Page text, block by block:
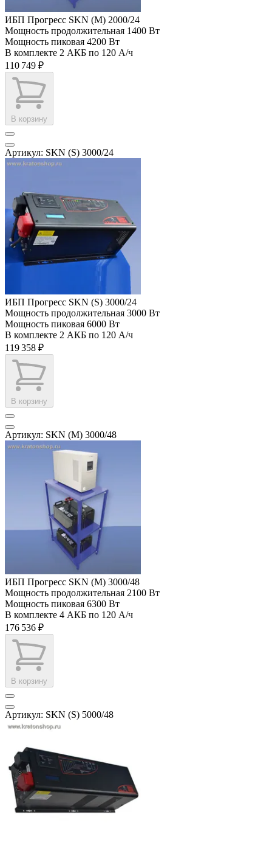
ИБП Прогресс SKN (M) 2000/24
Мощность продолжительная 1400 Вт
Мощность пиковая 4200 Вт
В комплекте 2 АКБ по 120 А/ч
110 749 ₽
В корзину
Артикул: SKN (S) 3000/24
ИБП Прогресс SKN (S) 3000/24
Мощность продолжительная 3000 Вт
Мощность пиковая 6000 Вт
В комплекте 2 АКБ по 120 А/ч
119 358 ₽
В корзину
Артикул: SKN (M) 3000/48
ИБП Прогресс SKN (M) 3000/48
Мощность продолжительная 2100 Вт
Мощность пиковая 6300 Вт
В комплекте 4 АКБ по 120 А/ч
176 536 ₽
В корзину
Артикул: SKN (S) 5000/48